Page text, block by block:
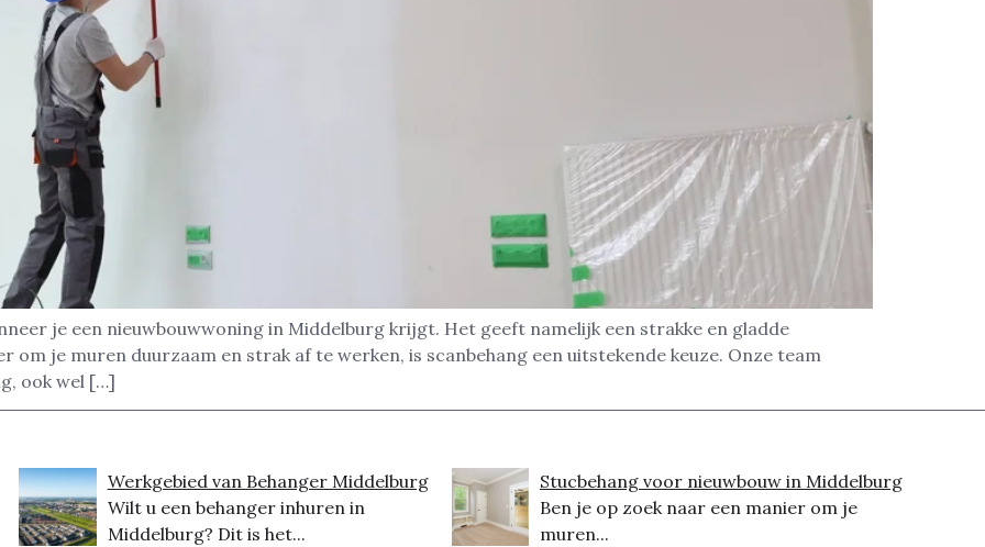
je een nieuwbouwwoning in Middelburg krijgt. Het geeft namelijk een strakke en gladde
om je muren duurzaam en strak af te werken, is scanbehang een uitstekende keuze. Onze team
ook wel […]
Werkgebied van Behanger Middelburg
Wilt u een behanger inhuren in
Middelburg? Dit is het...
Stucbehang voor nieuwbouw in Middelburg
Ben je op zoek naar een manier om je
muren...